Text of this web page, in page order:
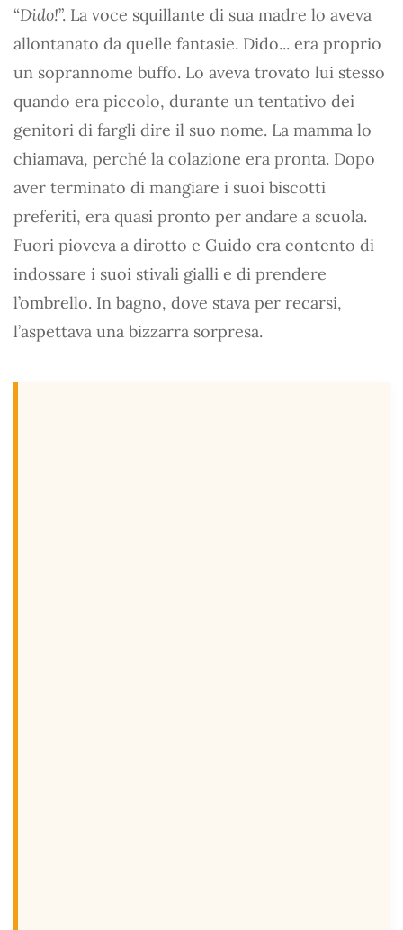
“Dido!”. La voce squillante di sua madre lo aveva
allontanato da quelle fantasie. Dido... era proprio
un soprannome buffo. Lo aveva trovato lui stesso
quando era piccolo, durante un tentativo dei
genitori di fargli dire il suo nome. La mamma lo
chiamava, perché la colazione era pronta. Dopo
aver terminato di mangiare i suoi biscotti
preferiti, era quasi pronto per andare a scuola.
Fuori pioveva a dirotto e Guido era contento di
indossare i suoi stivali gialli e di prendere
l’ombrello. In bagno, dove stava per recarsi,
l’aspettava una bizzarra sorpresa.